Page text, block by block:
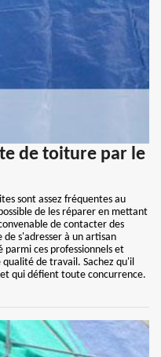
de toiture par le
sont assez fréquentes au
de les réparer en mettant
de contacter des
s'adresser à un artisan
parmi ces professionnels et
de travail. Sachez qu'il
qui défient toute concurrence.